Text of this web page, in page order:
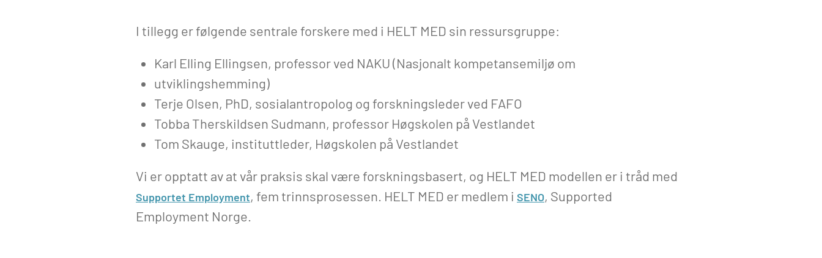
I tillegg er følgende sentrale forskere med i HELT MED sin ressursgruppe:
Karl Elling Ellingsen, professor ved NAKU (Nasjonalt kompetansemiljø om
utviklingshemming)
Terje Olsen, PhD, sosialantropolog og forskningsleder ved FAFO
Tobba Therskildsen Sudmann, professor Høgskolen på Vestlandet
Tom Skauge, instituttleder, Høgskolen på Vestlandet
Vi er opptatt av at vår praksis skal være forskningsbasert, og HELT MED modellen er i tråd med
Supportet Employment, fem trinnsprosessen. HELT MED er medlem i SENO, Supported
Employment Norge.